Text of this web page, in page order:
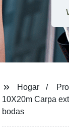
Hogar
10X20m Carpa
bodas